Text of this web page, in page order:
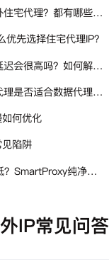
企业为什么要选用海外住宅代理？都有哪些帮助？
先选择住宅代理IP？
使用海外住宅代理时延迟会很高吗？如何解决？
如何测试该海外住宅代理是否适合数据代理使用？
何优化
陷阱
海外SEO排名忽高忽低？SmartProxy纯净住宅IP助力站点权重稳定
IP常见问答